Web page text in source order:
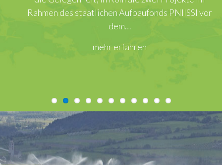
Rahmen des staatlichen Aufbaufonds PNIISSI vor
dem…
mehr erfahren